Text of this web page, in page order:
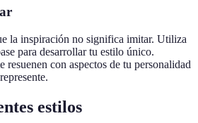
la inspiración no significa imitar. Utiliza
para desarrollar tu estilo único.
resuenen con aspectos de tu personalidad
estilos